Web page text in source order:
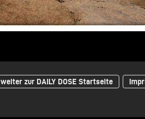
weiter zur DAILY DOSE Startseite